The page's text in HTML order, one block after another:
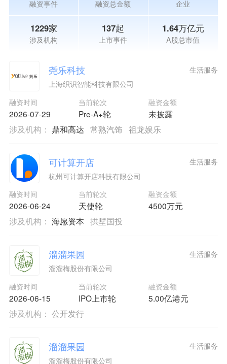
融资事件 融资总金额 企业
1229家
涉及机构
137起
上市事件
1.64万亿元
A股总市值
尧乐科技
上海织识智能科技有限公司
融资时间
2026-07-29
当前轮次
Pre-A+轮
融资金额
未披露
生活服务
涉及机构： 鼎和高达 常熟汽饰 祖龙娱乐
可计算开店
杭州可计算开店科技有限公司
融资时间
2026-06-24
当前轮次
天使轮
融资金额
4500万元
生活服务
涉及机构： 海愿资本 拱墅国投
溜溜果园
溜溜梅股份有限公司
融资时间
2026-06-15
当前轮次
IPO上市轮
融资金额
5.00亿港元
生活服务
涉及机构： 公开发行
溜溜果园
溜溜梅股份有限公司
生活服务